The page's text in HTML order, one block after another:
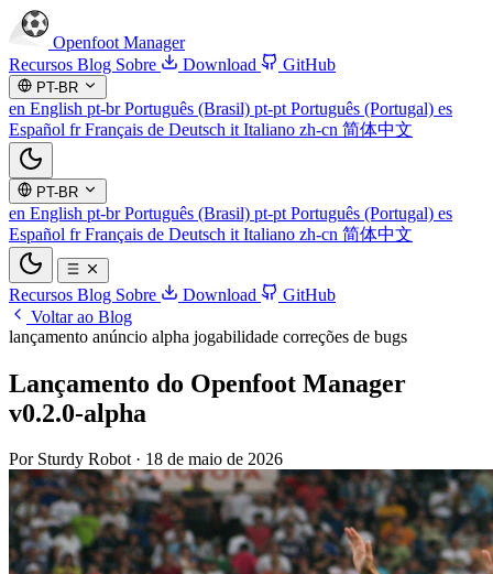
Openfoot Manager
Recursos Blog Sobre Download GitHub
PT-BR
en English pt-brPortuguês (Brasil) pt-pt Português (Portugal) es
Español frFrançais de Deutsch it Italiano zh-cn 简体中文
PT-BR
en English pt-brPortuguês (Brasil) pt-pt Português (Portugal) es
Español frFrançais de Deutsch it Italiano zh-cn 简体中文
Recursos Blog Sobre Download
GitHub
Voltar ao Blog
lançamento anúncio alpha jogabilidade correções de bugs
Lançamento do Openfoot Manager
v0.2.0-alpha
Por Sturdy Robot · 18 de maio de 2026